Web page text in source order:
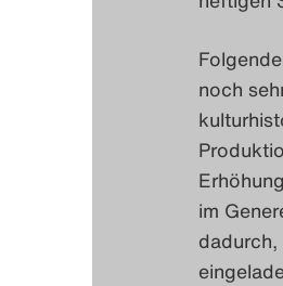
noch
im